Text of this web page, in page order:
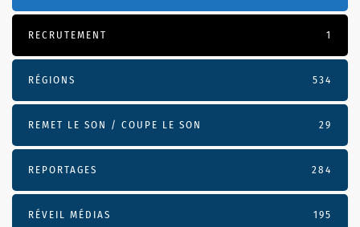
RECRUTEMENT 1
RÉGIONS 534
REMET LE SON / COUPE LE SON 29
REPORTAGES 284
RÉVEIL MÉDIAS 195